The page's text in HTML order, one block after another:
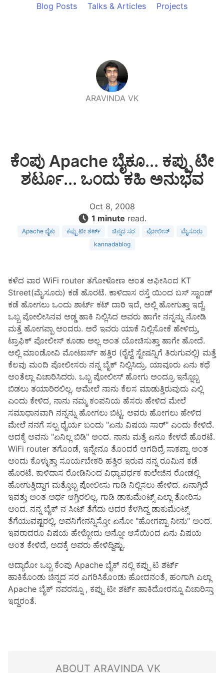
Blog Posts Talks & Articles Projects
ARAVINDA VK
ಕೆಂಪು Apache ಬೈಕೂ... ಕಪ್ಪು ಟೀ
ಶರ್ಟೂ... ಒಂದು ಕಹಿ ಅನುಭವ
Oct 8, 2008
1 minute read.
Apache ಬೈಕು ಕಪ್ಪು ಟೀ ಶರ್ಟ್ ಚಿನ್ನದ ಸರ ಪೋಲೀಸ್
ಮೈಸೂರು
kannadablog
ಕಳೆದ ವಾರ WiFi router ತಗೋಳೋಣ ಅಂತ ಆಫೀಸಿಂದ KT
Street(ಮೈಸೂರು) ಕಡೆ ಹೊರಟೆ. ಕಾಳಿದಾಸ ರಸ್ತೆ ಯಿಂದ ಬಸ್ ಸ್ಟಾಂಡ್
ಕಡೆ ಹೋಗಲು ಒಂದು ಶಾರ್ಟ್ ಕಟ್ ದಾರಿ ಇದೆ, ಅಲ್ಲಿ ಹೋಗುತ್ತಾ ಇದ್ದೆ.
ಒಬ್ಬ ಪೋಲೀಸಿನವ ಅಡ್ಡ ಹಾಕಿ ನಿಲ್ಲಿಸಿದ ಅವರು ಹಾಗೇ ನನ್ನನ್ನು ನೋಡಿ
ಮತ್ತೆ ಹೋಗಪ್ಪಾ ಅಂದರು. ಅರೆ ಇವರು ಯಾಕೆ ನಿಲ್ಲಿಸೋಕೆ ಹೇಳಿದ್ರು,
ಟ್ರಾಫಿಕ್ ಪೋಲೀಸ್ ಕೂಡಾ ಅಲ್ಲ ಅಂತ ಯೋಚಿಸುತ್ತಾ ಹಾಗೇ ಹೋದೆ.
ಅಲ್ಲಿ ಮಾಂಡೋವಿ ಮೋಟಾರ್ಸ್ ಹತ್ತಿರ (ರೈಲ್ವೆ ಸ್ಟೇಷನ್ನಿಗೆ ತಿರುಗುವಲ್ಲಿ) ಮತ್ತೆ
ಕೆಲವು ಮಂದಿ ಪೋಲೀಸರು ನನ್ನ ಬೈಕ್ ನಿಲ್ಲಿಸಿದ್ರು. ಯಾವೂರು ಏನು ಕಥೆ
ಅಂತೆಲ್ಲಾ ವಿಚಾರಿಸಿದರು. ಒಬ್ಬ ಪೋಲೀಸ್ ಹೋಗು ಅಂದ್ರೂ ಇನ್ನೊಬ್ಬ
ಬಿಡಲು ತಯಾರಿರಲಿಲ್ಲ. ಆಮೇಲೆ ನಾನು ಕೆಲಸ ಮಾಡುತ್ತಿರುವುದು ಎಲ್ಲಿ
ಎಂದು ಕೇಳಿದ, ನಾನು ನಮ್ಮ ಕಂಪನಿಯ ಹೆಸರು ಹೇಳಿದ ಮೇಲೆ
ಸಮಾಧಾನವಾಗಿ ನನ್ನನ್ನು ಹೋಗಲು ಬಿಟ್ಟ. ಅವರು ಹೋಗಲು ಹೇಳಿದ
ಮೇಲೆ ನನಗೆ ಸಲ್ಪ ಧೈರ್ಯ ಬಂದು "ಏನು ವಿಷಯ ಸಾರ್" ಎಂದು ಕೇಳಿದೆ.
ಅದಕ್ಕೆ ಅವನು "ಏನಿಲ್ಲ ಬಿಡಿ" ಅಂದ. ನಾನು ಮತ್ತೆ ಏನೂ ಕೇಳದೆ ಹೊರಟೆ.
WiFi router ತಗೊಂಡೆ, ಇನ್ನೇನೂ ತೊಂದರೆ ಆಗದಿದ್ರೆ ಸಾಕಪ್ಪಾ ಅಂತ
ಅಂದು ಕೊಳ್ಳುತ್ತಾ ಸೂರ್ಯಬೇಕರಿ ಹತ್ತಿರ ಇರುವ ನನ್ನ ರೂಮಿನ ಕಡೆ
ಹೊರಟೆ. ಕಾಳಿದಾಸ ರೋಡಿನಿಂದ ವಿಧ್ಯಾವರ್ಧಕ ಕಾಲೇಜಿನ ರೋಡಲ್ಲಿ
ಹೋಗುತ್ತಿದ್ದಾಗ ಮತ್ತೊಬ್ಬ ಪೋಲೀಸು ಗಾಡಿ ನಿಲ್ಲಿಸಲು ಹೇಳಿದ. ಏನಾಗ್ತಿದೆ
ಇವತ್ತು ಅಂತ ಅರ್ಥ ಆಗ್ತಿರಲಿಲ್ಲ. ಗಾಡಿ ಡಾಕುಮೆಂಟ್ಸ್ ಎಲ್ಲಾ ತೋರಿಸು
ಅಂದ. ನನ್ನ ಬೈಕ್ ನ ಸೀಟ್ ತೆಗೆದು ಅದರ ಕೆಳಗಿದ್ದ ಡಾಕುಮೆಂಟ್ಸ್
ತೆಗೆಯುವಷ್ಟರಲ್ಲಿ, ಅವನಿಗೇನನ್ನಿಸ್ತೋ ಏನೋ "ಹೋಗಪ್ಪಾ ನೀನು" ಅಂದ.
ಇವರಾದರೂ ವಿಷಯ ಹೇಳ್ಬೋದು ಅನ್ನೋ ಆಸೆಯಿಂದ ಏನು ವಿಷಯ
ಅಂತ ಕೇಳಿದೆ, ಅದಕ್ಕೆ ಅವರು ಹೇಳಿದ್ದಿಷ್ಟು.
ಅದ್ಯಾರೋ ಒಬ್ಬ ಕೆಂಪು Apache ಬೈಕ್ ನಲ್ಲಿ ಕಪ್ಪು ಟಿ ಶರ್ಟ್
ಹಾಕಿಕೊಂಡು ಚಿನ್ನದ ಸರ ಎಗರಿಸಿಕೊಂಡು ಹೋದನಂತೆ, ಹಂಗಾಗಿ ಎಲ್ಲಾ
Apache ಬೈಕ್ ನವರನ್ನೂ , ಕಪ್ಪು ಟೀ ಶರ್ಟ್ ಹಾಕಿದೋರನ್ನೂ ವಿಚಾರಿಸ್ತಾ
ಇದ್ದರಂತೆ.
ABOUT ARAVINDA VK